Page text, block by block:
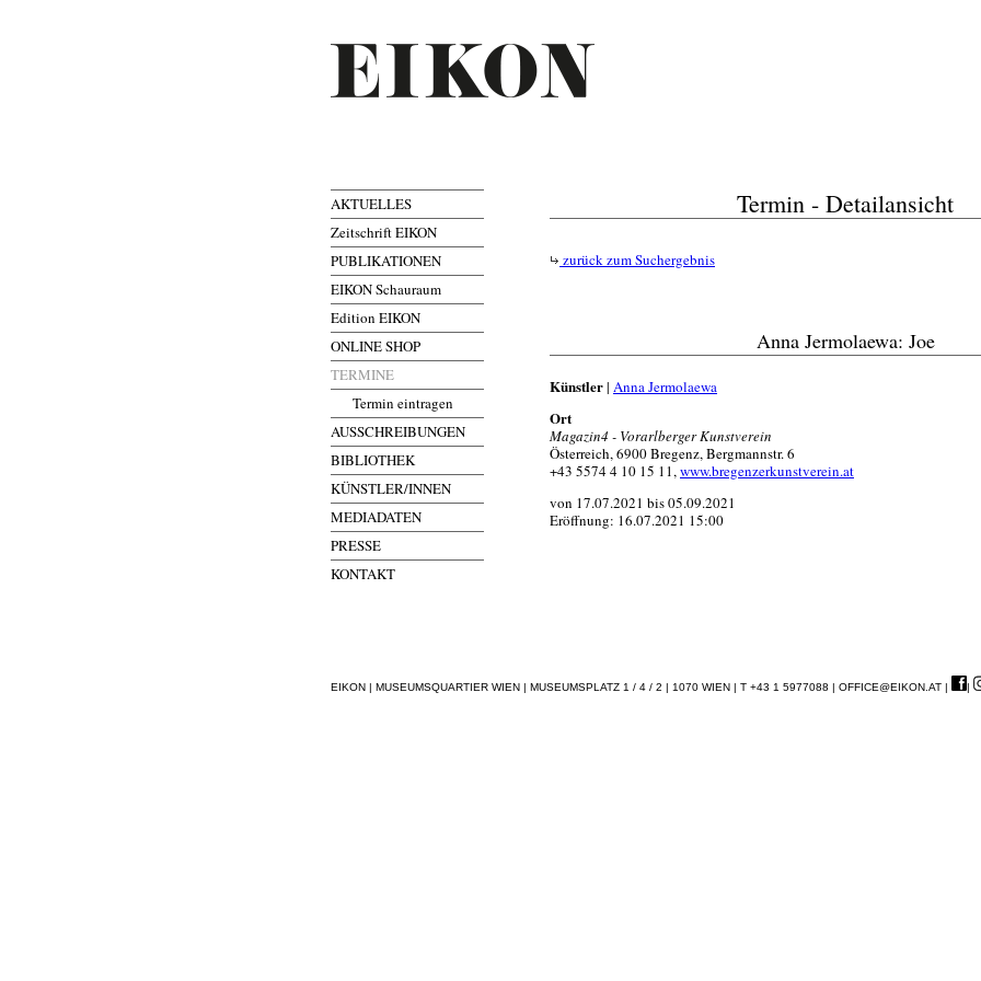
AKTUELLES
Zeitschrift EIKON
PUBLIKATIONEN
EIKON Schauraum
Edition EIKON
ONLINE SHOP
TERMINE
Termin eintragen
AUSSCHREIBUNGEN
BIBLIOTHEK
KÜNSTLER/INNEN
MEDIADATEN
PRESSE
KONTAKT
Termin - Detailansicht
zurück zum Suchergebnis
Anna Jermolaewa: Joe
Künstler| Anna Jermolaewa
Ort
Magazin4 - Vorarlberger Kunstverein
Österreich, 6900 Bregenz, Bergmannstr. 6
+43 5574 4 10 15 11,www.bregenzerkunstverein.at
von 17.07.2021 bis 05.09.2021
Eröffnung: 16.07.2021 15:00
EIKON | MUSEUMSQUARTIER WIEN | MUSEUMSPLATZ 1 / 4 / 2 | 1070 WIEN | T +43 1 5977088 | OFFICE@EIKON.AT | |